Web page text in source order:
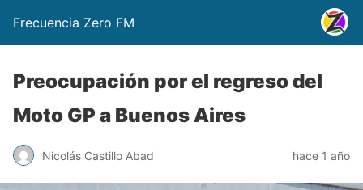
Frecuencia Zero FM
Preocupación por el regreso del
Moto GP a Buenos Aires
Nicolás Castillo Abad hace 1 año